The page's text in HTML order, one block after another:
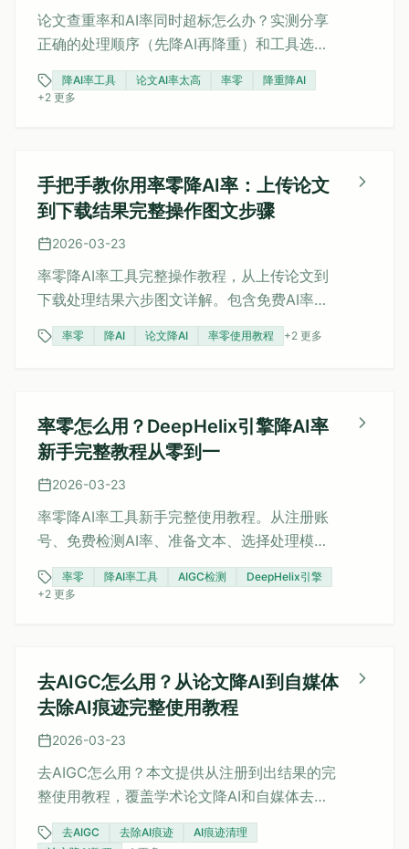
论文查重率和AI率同时超标怎么办？实测分享
正确的处理顺序（先降AI再降重）和工具选
择。率零DeepHelix引擎支持降AI+降重双效处
理，一次处理AI率从67%降至5.2%，查重率同
降AI率工具 论文AI率太高 率零
降重降AI
+2 更多
手把手教你用率零降AI率：上传论文
到下载结果完整操作图文步骤
2026-03-23
率零降AI率工具完整操作教程，从上传论文到
下载处理结果六步图文详解。包含免费AI率检
测使用方法、文本准备注意事项、处理速度参
考表、结果预览检查要点和套餐选择建议。新
率零 降AI 论文降AI 率零使用教程 +2 更多
率零怎么用？DeepHelix引擎降AI率
新手完整教程从零到一
2026-03-23
率零降AI率工具新手完整使用教程。从注册账
号、免费检测AI率、准备文本、选择处理模式
到查看结果下载，六步详解全流程。包含
DeepHelix引擎处理速度参考表、套餐选择指
率零 降AI率工具 AIGC检测
DeepHelix引擎
+2 更多
去AIGC怎么用？从论文降AI到自媒体
去除AI痕迹完整使用教程
2026-03-23
去AIGC怎么用？本文提供从注册到出结果的完
整使用教程，覆盖学术论文降AI和自媒体去除
AI痕迹两大场景。包含分步操作指南、场景选
择说明、实操案例、价格计算、常见问题解
去AIGC 去除AI痕迹
AI痕迹清理